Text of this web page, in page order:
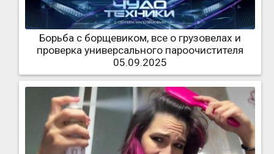
Борьба с борщевиком, все о грузовелах и
проверка универсального пароочистителя
05.09.2025